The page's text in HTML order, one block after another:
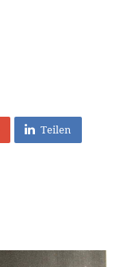
Teilen